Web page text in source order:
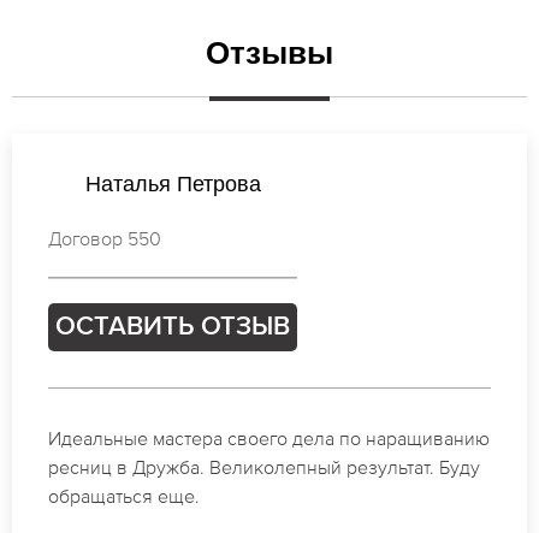
Отзывы
Мария Новикова
Договор 311
ОСТАВИТЬ ОТЗЫВ
Спасибо огромное. Заказывала наращивание
ресниц в Дружба для мероприятия. За 2 часа все
было готово.